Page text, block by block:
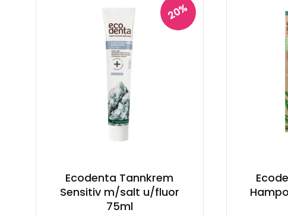
20%
Ecodenta Tannkrem
Sensitiv m/salt u/fluor
75ml